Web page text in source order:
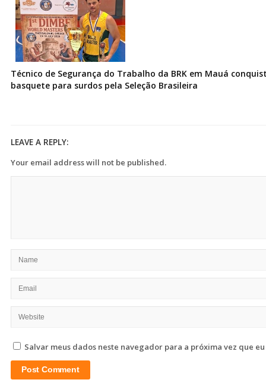
Técnico de Segurança do Trabalho da BRK em Mauá
basquete para surdos pela Seleção Brasileira
LEAVE A REPLY:
Your email address will not be published.
Salvar meus dados neste navegador para a próxima vez que